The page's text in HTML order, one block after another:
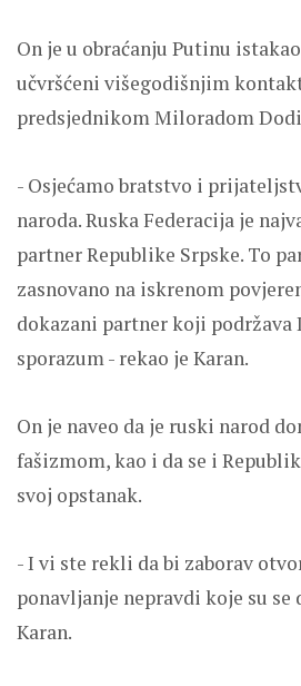
On je u obraćanju Putinu
učvršćeni višegodišnjim
predsjednikom Miloradom
- Osjećamo bratstvo i
naroda. Ruska Federacija je
partner Republike Srpske. To
zasnovano na iskrenom
dokazani partner koji
sporazum - rekao je Karan.
On je naveo da je ruski narod
fašizmom, kao i da se i
svoj opstanak.
- I vi ste rekli da bi zaborav
ponavljanje nepravdi koje su se
Karan.